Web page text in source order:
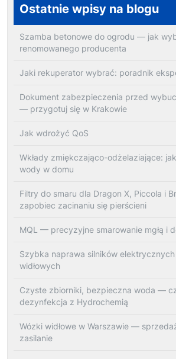
Ostatnie wpisy na blogu
Szamba betonowe do ogrodu — jak
renomowanego producenta
Jaki rekuperator wybrać: poradnik
Dokument zabezpieczenia przed
— przygotuj się w Krakowie
Jak wdrożyć QoS
Wkłady zmiękczająco-odżelaziające:
wody w domu
Filtry do smaru dla Dragon X, Piccola i
zapobiec zacinaniu się pierścieni
MQL — precyzyjne smarowanie mgłą i
Szybka naprawa silników
widłowych
Czyste zbiorniki, bezpieczna woda —
dezynfekcja z Hydrochemią
Wózki widłowe w Warszawie —
zasilanie